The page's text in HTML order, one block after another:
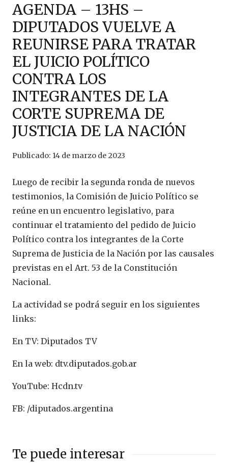
AGENDA – 13HS –
DIPUTADOS VUELVE A
REUNIRSE PARA TRATAR
EL JUICIO POLÍTICO
CONTRA LOS
INTEGRANTES DE LA
CORTE SUPREMA DE
JUSTICIA DE LA NACIÓN
Publicado: 14 de marzo de 2023
Luego de recibir la segunda ronda de nuevos
testimonios, la Comisión de Juicio Político se
reúne en un encuentro legislativo, para
continuar el tratamiento del pedido de Juicio
Político contra los integrantes de la Corte
Suprema de Justicia de la Nación por las causales
previstas en el Art. 53 de la Constitución
Nacional.
La actividad se podrá seguir en los siguientes
links:
En TV: Diputados TV
En la web: dtv.diputados.gob.ar
YouTube: Hcdn.tv
FB: /diputados.argentina
Te puede interesar